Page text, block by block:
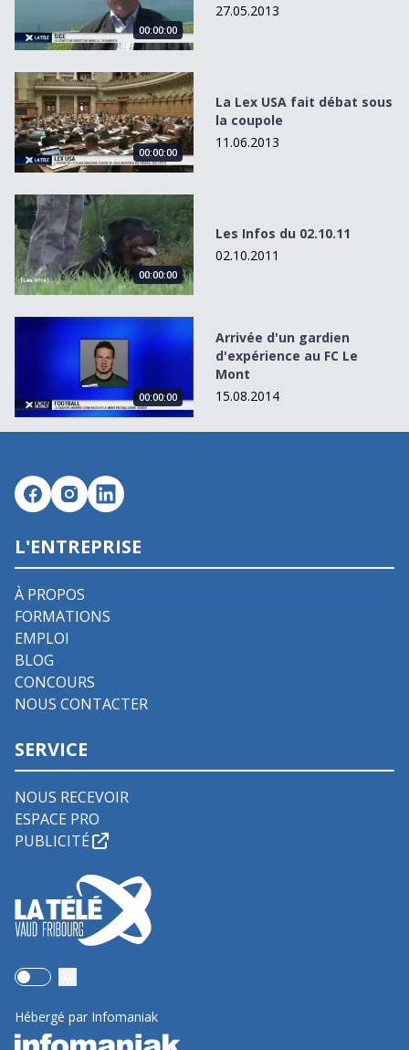
00:00:00
27.05.2013
La Lex USA fait débat sous la coupole
00:00:00
La Lex USA fait débat sous
la coupole
11.06.2013
Les Infos du 02.10.11
00:00:00
Les Infos du 02.10.11
02.10.2011
Arrivée d&#039;un gardien d&#039;expérience au FC Le
00:00:00
Arrivée d'un gardien
d'expérience au FC Le
Mont
15.08.2014
L'ENTREPRISE
À PROPOS
FORMATIONS
EMPLOI
BLOG
CONCOURS
NOUS CONTACTER
SERVICE
NOUS RECEVOIR
ESPACE PRO
PUBLICITÉ
Use setting
Hébergé par Infomaniak